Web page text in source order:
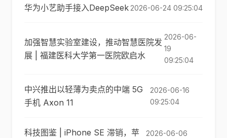
华为小艺助手接入DeepSeek 2026-06-24 09:25:04
加强智慧实验室建设，推动智慧医院发
展 | 福建医科大学第一医院欧启水
2026-06-
19
09:25:04
中兴推出以轻薄为卖点的中端 5G
手机 Axon 11
2026-06-16
09:25:04
科技图鉴 | iPhone SE 滞销，苹
2026-06-06